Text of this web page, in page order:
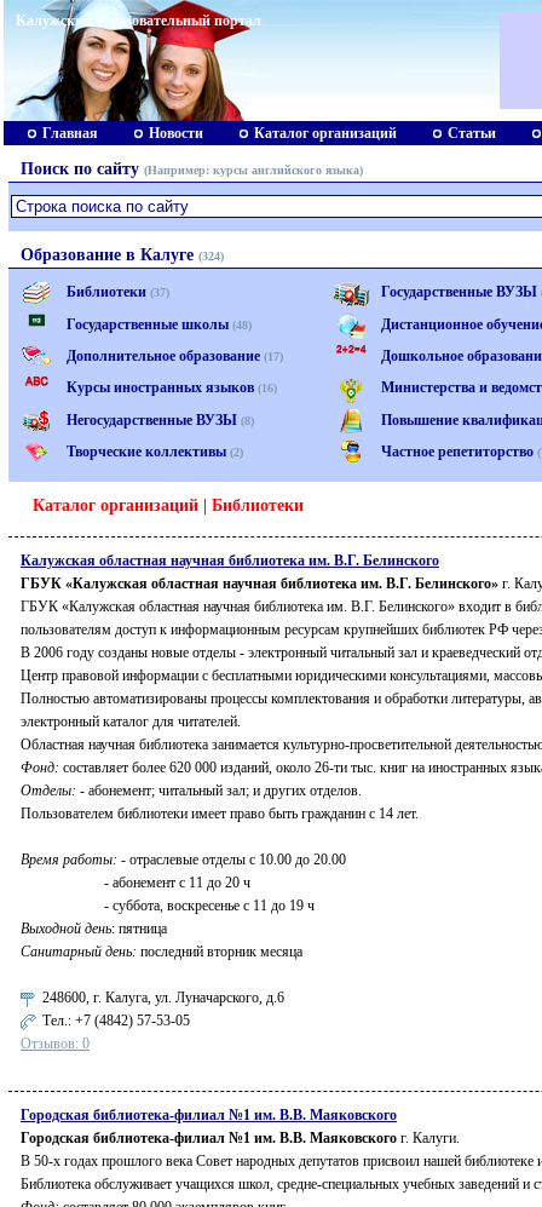
Калужский образовательный портал
Главная Новости Каталог организаций Статьи
Поиск по сайту (Например: курсы английского языка)
Образование в Калуге (324)
Библиотеки (37) Государственные ВУЗЫ
Государственные школы (48)
Дистанционное
Дополнительное образование (17)
Дошкольное
Курсы иностранных языков (16)
Министерства и
Негосударственные ВУЗЫ (8)
Повышение
Творческие коллективы (2) Частное репетиторство
Каталог организаций | Библиотеки
Калужская областная научная библиотека им. В.Г. Белинского
ГБУК «Калужская областная научная библиотека им. В.Г. Белинского» г.
ГБУК «Калужская областная научная библиотека им. В.Г. Белинского» входит в
пользователям доступ к информационным ресурсам крупнейших библиотек РФ
В 2006 году созданы новые отделы - электронный читальный зал и краеведческий
Центр правовой информации с бесплатными юридическими консультациями,
Полностью автоматизированы процессы комплектования и обработки литературы,
электронный каталог для читателей.
Областная научная библиотека занимается культурно-просветительной
Фонд: составляет более 620 000 изданий, около 26-ти тыс. книг на иностранных
Отделы: - абонемент; читальный зал; и других отделов.
Пользователем библиотеки имеет право быть гражданин с 14 лет.
Время работы: - отраслевые отделы с 10.00 до 20.00
- абонемент с 11 до 20 ч
- суббота, воскресенье с 11 до 19 ч
Выходной день: пятница
Санитарный день: последний вторник месяца
248600, г. Калуга, ул. Луначарского, д.6
Тел.: +7 (4842) 57-53-05
Отзывов: 0
Городская библиотека-филиал №1 им. В.В. Маяковского
Городская библиотека-филиал №1 им. В.В. Маяковского г. Калуги.
В 50-х годах прошлого века Совет народных депутатов присвоил нашей
Библиотека обслуживает учащихся школ, средне-специальных учебных заведений и